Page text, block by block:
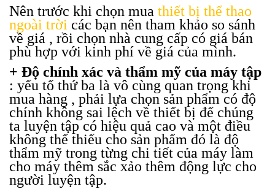
Nên trước khi chọn mua thiết bị thể thao
ngoài trời các bạn nên tham khảo so sánh
về giá , rồi chọn nhà cung cấp có giá bán
phù hợp với kinh phí về giá của mình.
+ Độ chính xác và thẩm mỹ của máy tập
: yếu tố thứ ba là vô cùng quan trọng khi
mua hàng , phải lựa chọn sản phẩm có độ
chính không sai lệch về thiết bị để chúng
ta luyện tập có hiệu quả cao và một điều
không thể thiếu cho sản phẩm đó là độ
thẩm mỹ trong từng chi tiết của máy làm
cho máy thêm sắc xảo thêm động lực cho
người luyện tập.